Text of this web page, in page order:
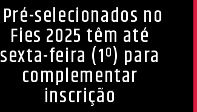
Pré-selecionados no
Fies 2025 têm até
sexta-feira (1º) para
complementar
inscrição